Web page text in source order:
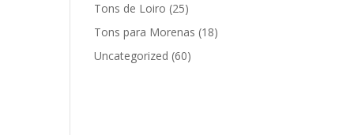
Tons de Loiro (25)
Tons para Morenas (18)
Uncategorized (60)